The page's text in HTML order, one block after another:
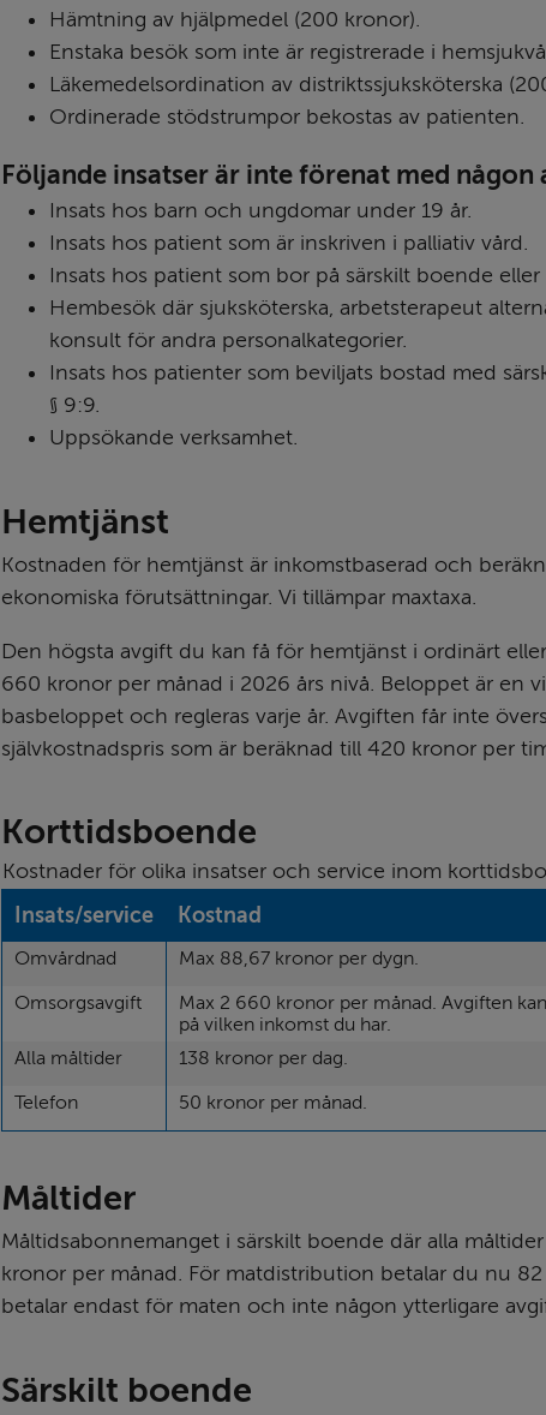
Hämtning av hjälpmedel (200 kronor).
Enstaka besök som inte är registrerade i
Läkemedelsordination av distriktssjuksköterska
Ordinerade stödstrumpor bekostas av patienten.
Följande insatser är inte förenat med någon
Insats hos barn och ungdomar under 19 år.
Insats hos patient som är inskriven i palliativ vård.
Insats hos patient som bor på särskilt boende
Hembesök där sjuksköterska, arbetsterapeut
konsult för andra personalkategorier.
Insats hos patienter som beviljats bostad med
§ 9:9.
Uppsökande verksamhet.
Hemtjänst
Kostnaden för hemtjänst är inkomstbaserad och
ekonomiska förutsättningar. Vi tillämpar maxtaxa.
Den högsta avgift du kan få för hemtjänst i ordinärt
660 kronor per månad i 2026 års nivå. Beloppet är en
basbeloppet och regleras varje år. Avgiften får inte
självkostnads­pris som är beräknad till 420 kronor per
Korttidsboende
Kostnader för olika insatser och service inom
Insats/service
Kostnad
Omvårdnad Max 88,67 kronor per dygn.
Omsorgsavgift
Max 2 660 kronor per månad. Avgiften
på vilken inkomst du har.
Alla måltider
138 kronor per dag.
Telefon 50 kronor per månad.
Måltider
Måltidsabonnemanget i särskilt boende där alla
kronor per månad. För matdistribution betalar du nu
betalar endast för maten och inte någon ytterligare
Särskilt boende